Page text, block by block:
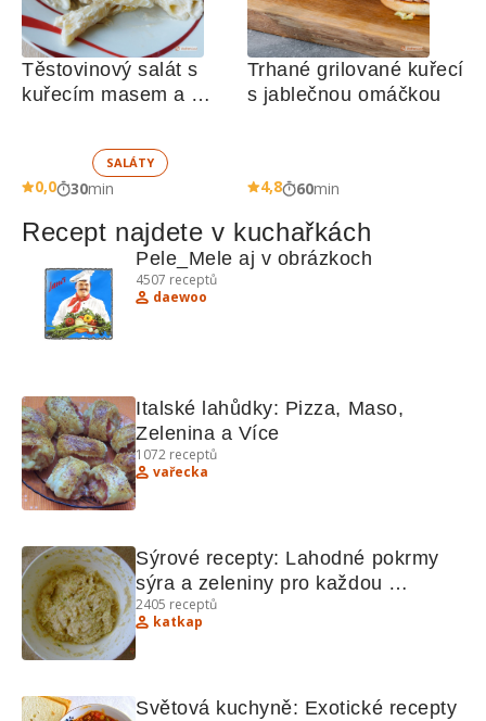
Těstovinový salát s
kuřecím masem a
SALÁTY
0,0 30min
Trhané grilované kuřecí
s jablečnou omáčkou
4,8 60min
Recept najdete v kuchařkách
Pele_Mele aj v obrázkoch
4507 receptů
daewoo
Italské lahůdky: Pizza, Maso,
Zelenina a Více
1072 receptů
vařecka
Sýrové recepty: Lahodné pokrmy
sýra a zeleniny pro každou
příležitost
2405 receptů
katkap
Světová kuchyně: Exotické recepty